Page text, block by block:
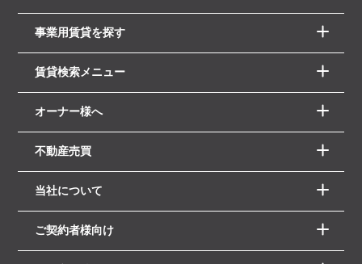
事業用賃貸を探す
賃貸検索メニュー
オーナー様へ
不動産売買
当社について
ご契約者様向け